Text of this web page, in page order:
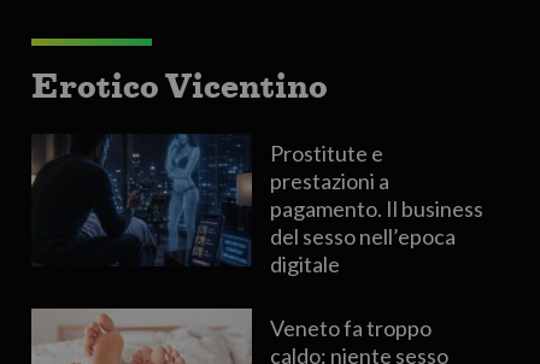
Erotico Vicentino
Prostitute e
prestazioni a
pagamento. Il business
del sesso nell’epoca
digitale
Veneto fa troppo
caldo: niente sesso